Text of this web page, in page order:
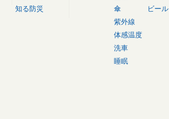
知る防災
傘
紫外線
体感温度
洗車
睡眠
ビール